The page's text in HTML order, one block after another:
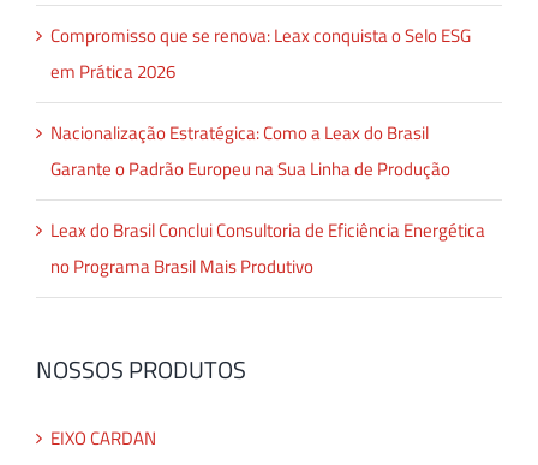
Compromisso que se renova: Leax conquista o Selo ESG
em Prática 2026
Nacionalização Estratégica: Como a Leax do Brasil
Garante o Padrão Europeu na Sua Linha de Produção
Leax do Brasil Conclui Consultoria de Eficiência Energética
no Programa Brasil Mais Produtivo
NOSSOS PRODUTOS
EIXO CARDAN